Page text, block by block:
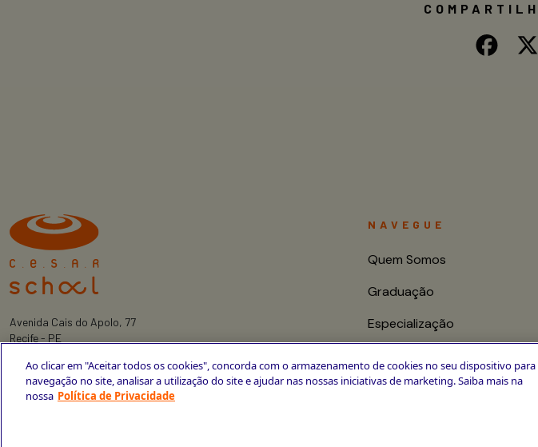
Avenida Cais do Apolo, 77
Recife - PE
+55 81 3419-6700
NAVEGUE
Quem Somos
Graduação
Especialização
Cursos de Curta
Ao clicar em "Aceitar todos os cookies", concorda com o armazenamento de cookies no seu dispositivo
navegação no site, analisar a utilização do site e ajudar nas nossas iniciativas de marketing. Saiba mais na
nossa Política de Privacidade